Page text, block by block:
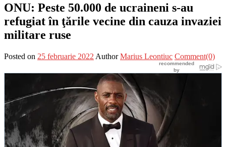
ONU: Peste 50.000 de ucraineni s-au
refugiat în ţările vecine din cauza invaziei
militare ruse
Posted on 25 februarie 2022 Author Marius Leontiuc Comment(0)